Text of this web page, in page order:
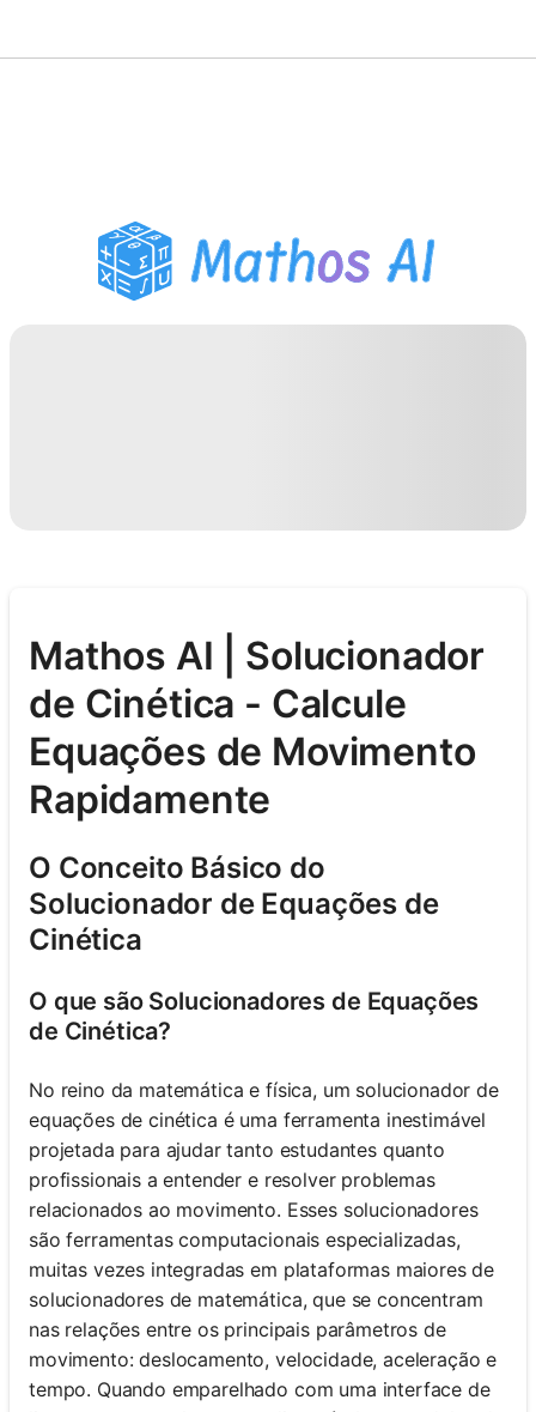
Auxiliar de Lição de Casa
PDF
Mathos AI | Solucionador
de Cinética - Calcule
Equações de Movimento
Rapidamente
O Conceito Básico do
Solucionador de Equações de
Cinética
O que são Solucionadores de Equações
de Cinética?
No reino da matemática e física, um solucionador de
equações de cinética é uma ferramenta inestimável
projetada para ajudar tanto estudantes quanto
profissionais a entender e resolver problemas
relacionados ao movimento. Esses solucionadores
são ferramentas computacionais especializadas,
muitas vezes integradas em plataformas maiores de
solucionadores de matemática, que se concentram
nas relações entre os principais parâmetros de
movimento: deslocamento, velocidade, aceleração e
tempo. Quando emparelhado com uma interface de